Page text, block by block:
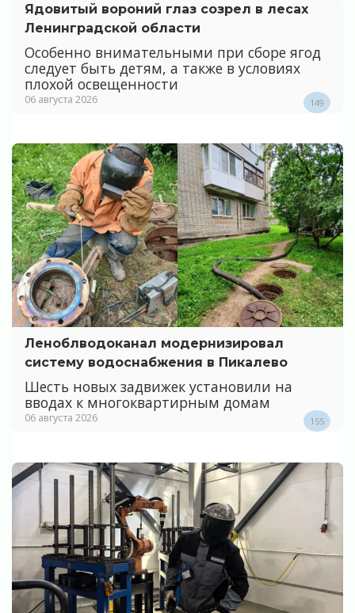
Ядовитый вороний глаз созрел в лесах
Ленинградской области
Особенно внимательными при сборе ягод
следует быть детям, а также в условиях
плохой освещенности
06 августа 2026 149
Леноблводоканал модернизировал
систему водоснабжения в Пикалево
Шесть новых задвижек установили на
вводах к многоквартирным домам
06 августа 2026 155